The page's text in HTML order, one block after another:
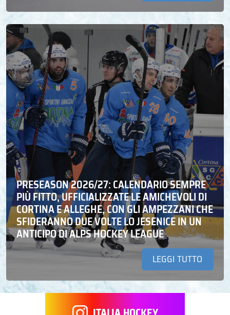
PRESEASON 2026/27: CALENDARIO SEMPRE
PIÙ FITTO, UFFICIALIZZATE LE AMICHEVOLI DI
CORTINA E ALLEGHE, CON GLI AMPEZZANI CHE
SFIDERANNO DUE VOLTE LO JESENICE IN UN
ANTICIPO DI ALPS HOCKEY LEAGUE
LEGGI TUTTO